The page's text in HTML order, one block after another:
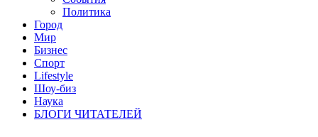
Политика
Город
Мир
Бизнес
Спорт
Lifestyle
Шоу-биз
Наука
БЛОГИ ЧИТАТЕЛЕЙ